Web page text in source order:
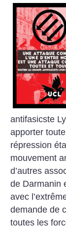
antifasicste
apporter
répression
mouvement
d’autres
de Darmanin
avec
demande de
toutes les